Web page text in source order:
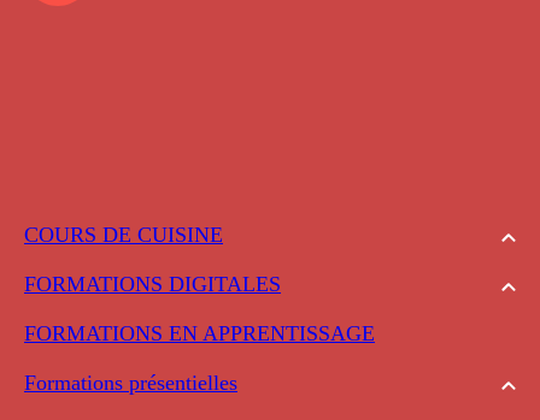
COURS DE CUISINE
FORMATIONS DIGITALES
FORMATIONS EN APPRENTISSAGE
Formations présentielles